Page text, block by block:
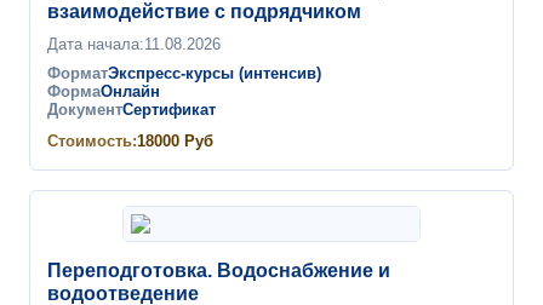
взаимодействие с подрядчиком
Дата начала:11.08.2026
ФорматЭкспресс-курсы (интенсив)
ФормаОнлайн
ДокументСертификат
Стоимость:18000 Руб
Переподготовка. Водоснабжение и
водоотведение